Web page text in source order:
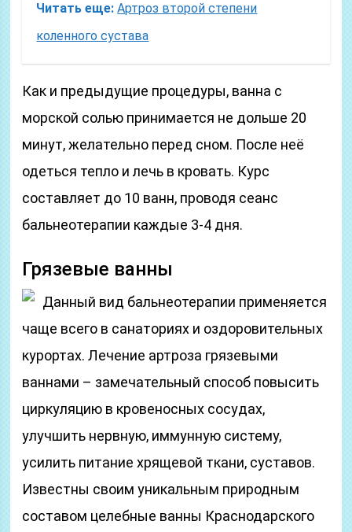
Читать еще: Артроз второй степени
коленного сустава
Как и предыдущие процедуры, ванна с
морской солью принимается не дольше 20
минут, желательно перед сном. После неё
одеться тепло и лечь в кровать. Курс
составляет до 10 ванн, проводя сеанс
бальнеотерапии каждые 3-4 дня.
Грязевые ванны
Данный вид бальнеотерапии применяется
чаще всего в санаториях и оздоровительных
курортах. Лечение артроза грязевыми
ваннами – замечательный способ повысить
циркуляцию в кровеносных сосудах,
улучшить нервную, иммунную систему,
усилить питание хрящевой ткани, суставов.
Известны своим уникальным природным
составом целебные ванны Краснодарского